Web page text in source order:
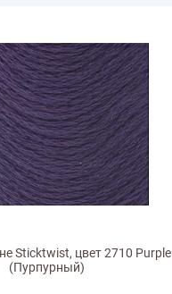
Sticktwist, цвет 2710 Purple
(Пурпурный)